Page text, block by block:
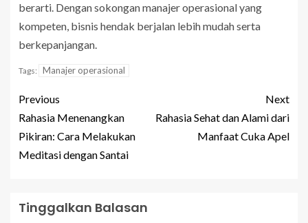
berarti. Dengan sokongan manajer operasional yang
kompeten, bisnis hendak berjalan lebih mudah serta
berkepanjangan.
Tags: Manajer operasional
Previous
Rahasia Menenangkan
Pikiran: Cara Melakukan
Meditasi dengan Santai
Next
Rahasia Sehat dan Alami dari
Manfaat Cuka Apel
Tinggalkan Balasan